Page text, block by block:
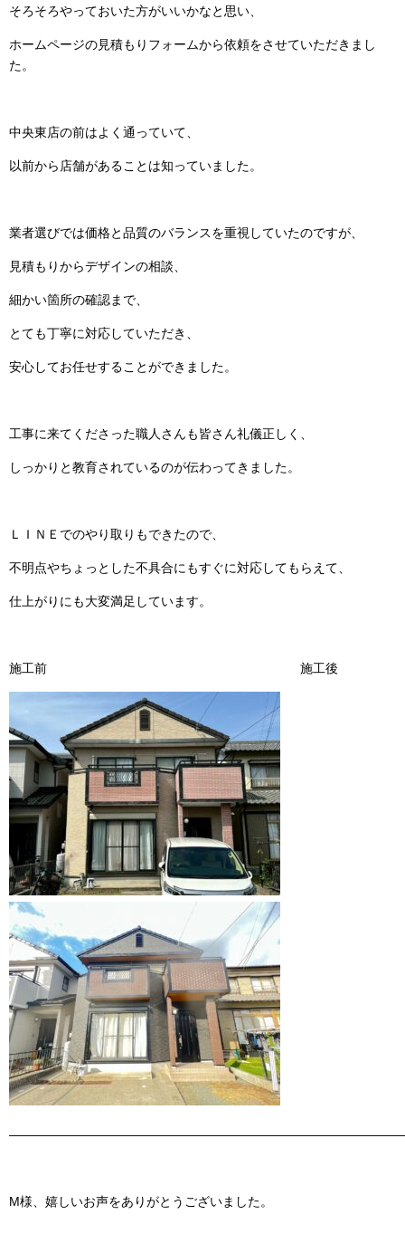
そろそろやっておいた方がいいかなと思い、
ホームページの見積もりフォームから依頼をさせていただきまし
た。
中央東店の前はよく通っていて、
以前から店舗があることは知っていました。
業者選びでは価格と品質のバランスを重視していたのですが、
見積もりからデザインの相談、
細かい箇所の確認まで、
とても丁寧に対応していただき、
安心してお任せすることができました。
工事に来てくださった職人さんも皆さん礼儀正しく、
しっかりと教育されているのが伝わってきました。
ＬＩＮＥでのやり取りもできたので、
不明点やちょっとした不具合にもすぐに対応してもらえて、
仕上がりにも大変満足しています。
施工前 施工後
M様、嬉しいお声をありがとうございました。